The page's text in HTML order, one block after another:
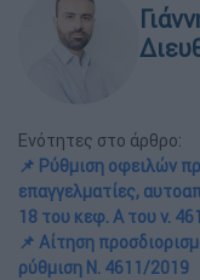
Ενότητες στο άρθρο:
📌 Ρύθμιση οφειλών
επαγγελματίες,
18 του κεφ. Α του ν.
📌 Αίτηση
ρύθμιση Ν. 4611/2019